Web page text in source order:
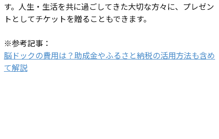
す。人生・生活を共に過ごしてきた大切な方々に、プレゼン
トとしてチケットを贈ることもできます。
※参考記事：
脳ドックの費用は？助成金やふるさと納税の活用方法も含め
て解説